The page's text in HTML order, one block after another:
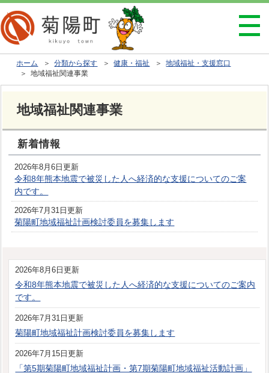
ホーム ＞分類から探す ＞健康・福祉 ＞地域福祉・支援窓口
＞ 地域福祉関連事業
地域福祉関連事業
新着情報
2026年8月6日更新
令和8年熊本地震で被災した人へ経済的な支援についてのご案
内です。
2026年7月31日更新
菊陽町地域福祉計画検討委員を募集します
2026年8月6日更新
令和8年熊本地震で被災した人へ経済的な支援についてのご案内
です。
2026年7月31日更新
菊陽町地域福祉計画検討委員を募集します
2026年7月15日更新
「第5期菊陽町地域福祉計画・第7期菊陽町地域福祉活動計画」